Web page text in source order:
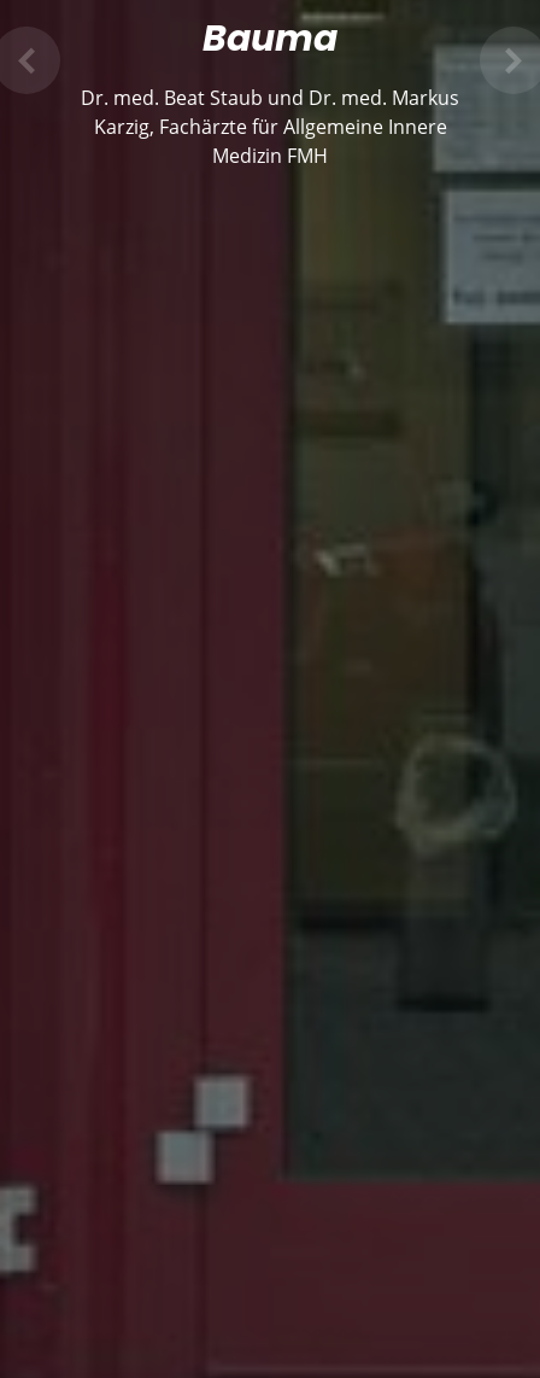
Bauma
Dr. med. Beat Staub und Dr. med. Markus
Karzig, Fachärzte für Allgemeine Innere
Medizin FMH
Previous